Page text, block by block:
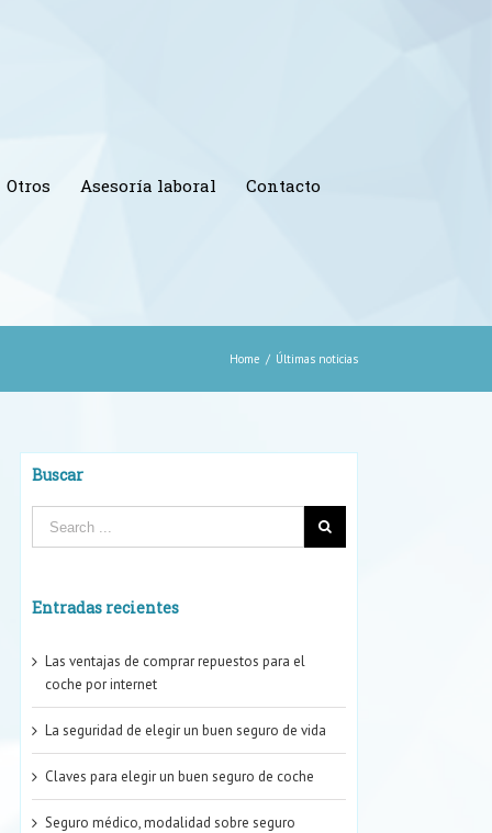
Otros Asesoría laboral Contacto
Home / Últimas noticias
Buscar
Entradas recientes
Las ventajas de comprar repuestos para el
coche por internet
La seguridad de elegir un buen seguro de vida
Claves para elegir un buen seguro de coche
Seguro médico, modalidad sobre seguro